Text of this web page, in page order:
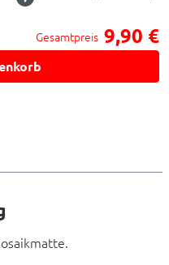
Gesamtpreis 9,90 €